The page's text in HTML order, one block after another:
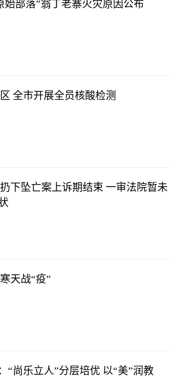
始部落”翁丁老寨火灾原因公布
全市开展全员核酸检测
下坠亡案上诉期结束 一审法院暂未
天战“疫”
“尚乐立人”分层培优 以“美”润教